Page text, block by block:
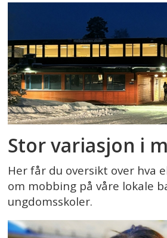
Stor variasjon i
Her får du oversikt over hva
om mobbing på våre lokale
ungdomsskoler.